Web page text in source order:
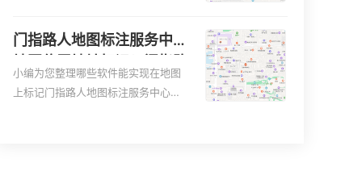
地址标记？
到门指路人地图标注服务中心办理手
续的吗、哪些软件能实现在地图上标
记门指路人地图标注服务中心位置相
关地图标注知识，详情可查看下方正
门指路人地图标注服务中心
人地图标注服务中心苹果地
小编为您整理哪些软件能实现在地图
上标记门指路人地图标注服务中心位